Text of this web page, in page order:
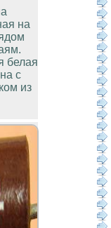
на
белая
с
из